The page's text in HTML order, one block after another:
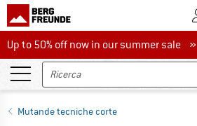
Up to 50% off now in our summer sale
Up to 50% off now in our summer sale »
Mutande tecniche corte